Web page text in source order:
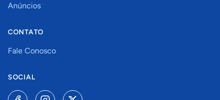
Anúncios
CONTATO
Fale Conosco
SOCIAL